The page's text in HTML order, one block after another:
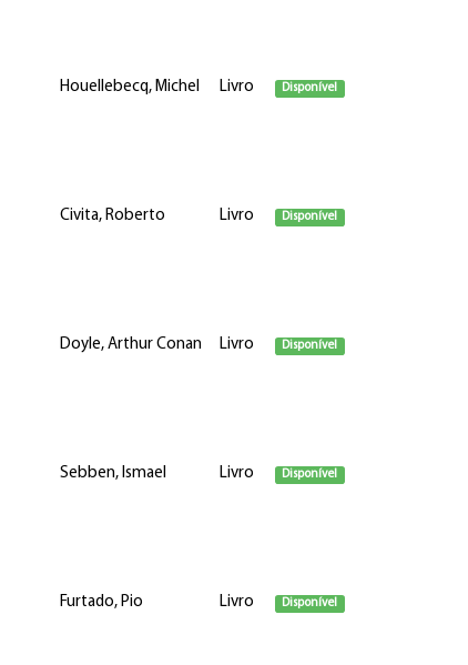
Houellebecq, Michel Livro Disponível
Civita, Roberto Livro Disponível
Doyle, Arthur Conan Livro Disponível
Sebben, Ismael Livro Disponível
Furtado, Pio Livro Disponível